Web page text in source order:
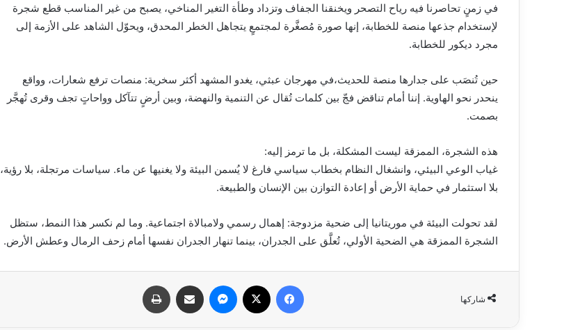
في زمنٍ تحاصرنا فيه رياح التصحر ويخنقنا الجفاف وتزداد وطأة التغير المناخي، يصبح من غير المناسب قطع شجرة
لإستخدام جذعها منصة للخطابة، إنها صورة مُصغَّرة لمجتمعٍ يتجاهل الخطر المحدق، ويحوّل الشاهد على الأزمة إلى
مجرد ديكور للخطابة.
حين تُنصَب على جدارها منصة للحديث،في مهرجان عبثي، يغدو المشهد أكثر سخرية: منصات ترفع شعارات، وواقع
ينحدر نحو الهاوية. إننا أمام تناقض فجّ بين كلمات تُقال عن التنمية والنهضة، وبين أرضٍ تتآكل وواحاتٍ تجف وقرى تُهجَّر
بصمت.
هذه الشجرة، الممزقة ليست المشكلة، بل ما ترمز إليه:
غياب الوعي البيئي، وانشغال النظام بخطاب سياسي فارغ لا يُسمن البيئة ولا يغنيها عن ماء. سياسات مرتجلة، بلا رؤية،
بلا استثمار في حماية الأرض أو إعادة التوازن بين الإنسان والطبيعة.
لقد تحولت البيئة في موريتانيا إلى ضحية مزدوجة: إهمال رسمي ولامبالاة اجتماعية. وما لم نكسر هذا النمط، ستظل
الشجرة الممزقة هي الضحية الأولي، تُعلَّق على الجدران، بينما تنهار الجدران نفسها أمام زحف الرمال وعطش الأرض.
شاركها
فيسبوك ماسنجر مشاركة عبر البريد